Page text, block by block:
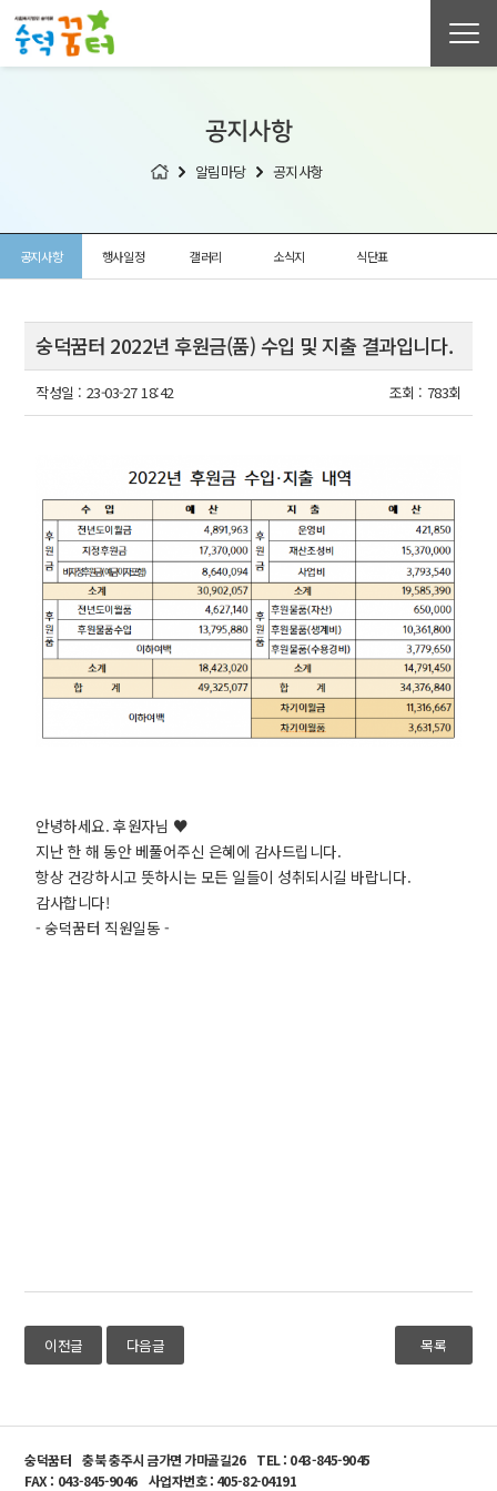
공지사항
알림마당 공지사항
공지사항 행사일정 갤러리 소식지 식단표
숭덕꿈터 2022년 후원금(품) 수입 및 지출 결과입니다.
작성일 : 23-03-27 18:42 조회 : 783회
안녕하세요. 후원자님 ♥
지난 한 해 동안 베풀어주신 은혜에 감사드립니다.
항상 건강하시고 뜻하시는 모든 일들이 성취되시길 바랍니다.
감사합니다!
- 숭덕꿈터 직원일동 -
이전글 다음글 목록
숭덕꿈터 충북 충주시 금가면 가마골길26
TEL : 043-845-9045
FAX : 043-845-9046
사업자번호 : 405-82-04191